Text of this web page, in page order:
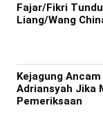
Fajar/Fikri
Liang/Wang
Kejagung
Adriansyah Jika
Pemeriksaan